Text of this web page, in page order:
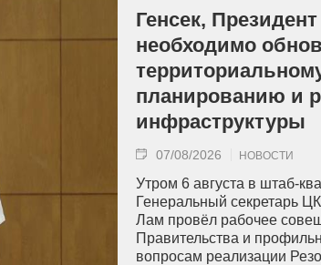
Генсек,
необходимо
планированию и
инфраструктуры
07/08/2026 НОВОСТИ
Утром 6 августа в штаб-
Генеральный секретарь
Лам провёл рабочее
Правительства и
вопросам реализации